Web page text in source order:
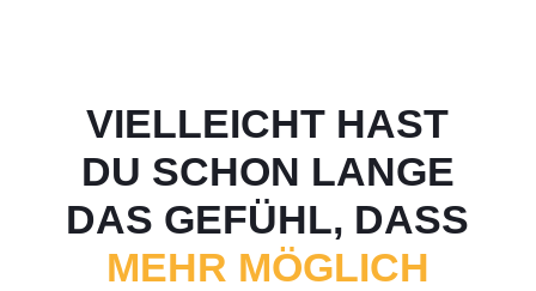
VIELLEICHT HAST
DU SCHON LANGE
DAS GEFÜHL, DASS
MEHR MÖGLICH